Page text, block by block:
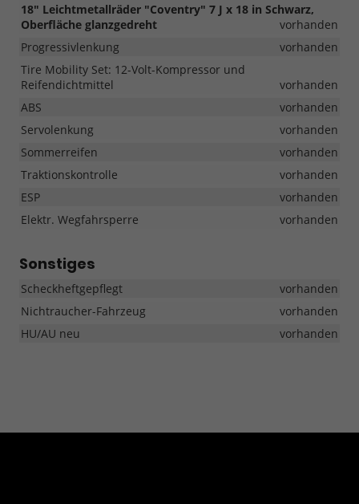
18" Leichtmetallräder "Coventry" 7 J x 18 in Schwarz,
Oberfläche glanzgedreht
vorhanden
Progressivlenkung
vorhanden
Tire Mobility Set: 12-Volt-Kompressor und
Reifendichtmittel
vorhanden
ABS
vorhanden
Servolenkung
vorhanden
Sommerreifen
vorhanden
Traktionskontrolle
vorhanden
ESP
vorhanden
Elektr. Wegfahrsperre
vorhanden
Sonstiges
Scheckheftgepflegt
vorhanden
Nichtraucher-Fahrzeug
vorhanden
HU/AU neu
vorhanden